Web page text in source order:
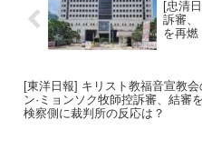
[忠清
訴審、
を再燃
[東洋日報] キリスト教福音宣教会
ン·ミョンソク牧師控訴審、結審
検察側に裁判所の反応は？